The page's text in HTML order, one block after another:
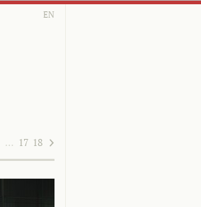
EN
… 17 18